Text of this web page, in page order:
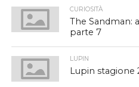
CURIOSITÀ
The Sandman:
parte 7
LUPIN
Lupin stagione